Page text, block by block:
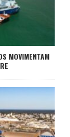
MOVIMENTAM